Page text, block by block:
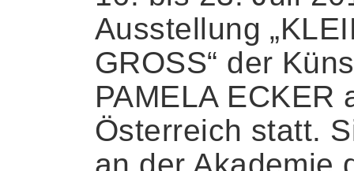
Ausstellung
GROSS“ der
PAMELA ECKER
Österreich statt.
an der Akademie